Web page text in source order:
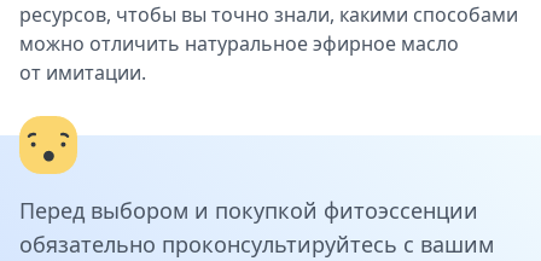
ресурсов, чтобы вы точно знали, какими способами
можно отличить натуральное эфирное масло
от имитации.
Перед выбором и покупкой фитоэссенции
обязательно проконсультируйтесь с вашим